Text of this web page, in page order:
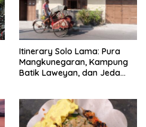
Itinerary Solo Lama: Pura
Mangkunegaran, Kampung
Batik Laweyan, dan Jeda